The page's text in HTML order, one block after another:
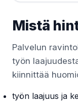
Mistä
Palvelun
työn
kiinnittää
työn laajuus ja